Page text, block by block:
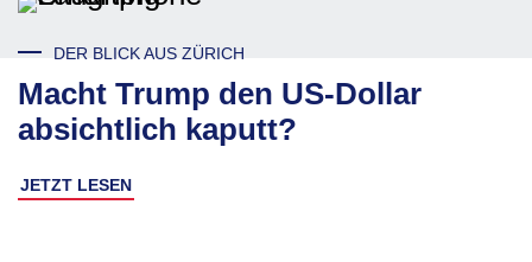
DER BLICK AUS ZÜRICH
Macht Trump den US-Dollar
absichtlich kaputt?
JETZT LESEN